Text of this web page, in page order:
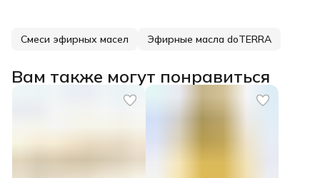
Смеси эфирных масел Эфирные масла doTERRA
Вам также могут понравиться